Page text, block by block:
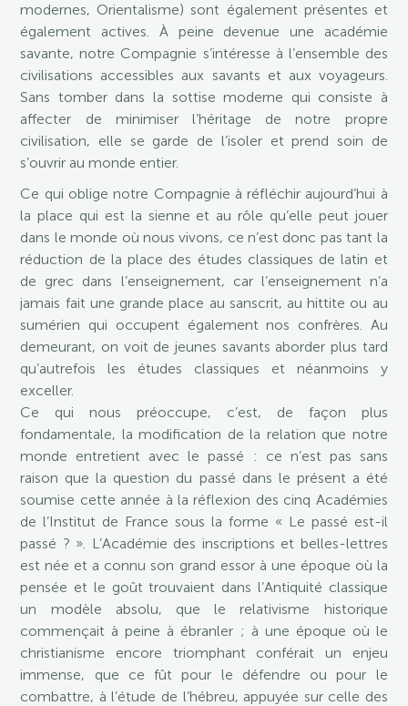
modernes, Orientalisme) sont également présentes et
également actives. À peine devenue une académie
savante, notre Compagnie s’intéresse à l’ensemble des
civilisations accessibles aux savants et aux voyageurs.
Sans tomber dans la sottise moderne qui consiste à
affecter de minimiser l’héritage de notre propre
civilisation, elle se garde de l’isoler et prend soin de
s’ouvrir au monde entier.
Ce qui oblige notre Compagnie à réfléchir aujourd’hui à
la place qui est la sienne et au rôle qu’elle peut jouer
dans le monde où nous vivons, ce n’est donc pas tant la
réduction de la place des études classiques de latin et
de grec dans l’enseignement, car l’enseignement n’a
jamais fait une grande place au sanscrit, au hittite ou au
sumérien qui occupent également nos confrères. Au
demeurant, on voit de jeunes savants aborder plus tard
qu’autrefois les études classiques et néanmoins y
exceller.
Ce qui nous préoccupe, c’est, de façon plus
fondamentale, la modification de la relation que notre
monde entretient avec le passé : ce n’est pas sans
raison que la question du passé dans le présent a été
soumise cette année à la réflexion des cinq Académies
de l’Institut de France sous la forme « Le passé est-il
passé ? ». L’Académie des inscriptions et belles-lettres
est née et a connu son grand essor à une époque où la
pensée et le goût trouvaient dans l’Antiquité classique
un modèle absolu, que le relativisme historique
commençait à peine à ébranler ; à une époque où le
christianisme encore triomphant conférait un enjeu
immense, que ce fût pour le défendre ou pour le
combattre, à l’étude de l’hébreu, appuyée sur celle des